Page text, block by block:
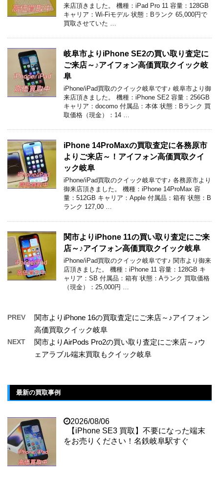
来店頂きました。 機種：iPad Pro 11 容量：128GB
キャリア：Wi-Fiモデル 状態：Bランク 65,000円で
買取させていた …
岐阜市よりiPhone SE2の買い取り査定に
ご来店～♪アイフォン高価買取クイック岐
阜
iPhone/iPad買取のクイック岐阜です♪ 岐阜市より御
来店頂きました。 機種：iPhone SE2 容量：256GB
キャリア：docomo 付属品：本体 状態：Bランク 買
取価格（現金）：14 …
iPhone 14ProMaxの買取査定に各務原市
よりご来店～！アイフォン高価買取クイ
ック岐阜
iPhone/iPad買取のクイック岐阜です♪ 各務原市より
御来店頂きました。 機種：iPhone 14ProMax 容
量：512GB キャリア：Apple 付属品：箱有 状態：B
ランク 127,00 …
関市よりiPhone 11の買い取り査定にご来
店～♪アイフォン高価買取クイック岐阜
iPhone/iPad買取のクイック岐阜です♪ 関市より御来
店頂きました。 機種：iPhone 11 容量：128GB キ
ャリア：SB 付属品：箱有 状態：Aランク 買取価格
（現金）：25,000円 …
PREV
関市よりiPhone 16の買取査定にご来店～♪アイフォン
高価買取クイック岐阜
NEXT
関市よりAirPods Pro2の買い取り査定にご来店～♪ウ
ェアラブル端末買取もクイック岐阜
最新の買取事例
2026/08/06
【iPhone SE3 買取】不要になった端末
をお売りください！名鉄岐阜駅すぐ